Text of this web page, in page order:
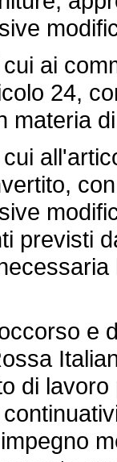
ai
24,
materia
previsti
e
di